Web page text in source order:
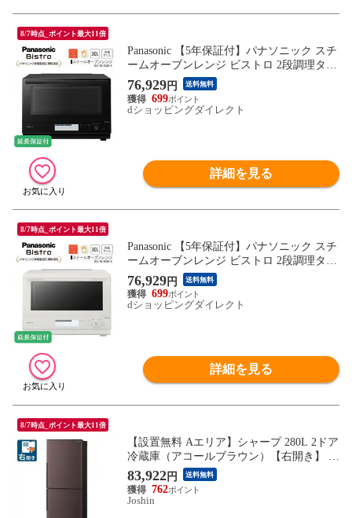
8/7時点_ポイント最大11倍
Panasonic 【5年保証付】パナソニック スチ
ームオーブンレンジ ビストロ 2段調理タイ
プ 30L ブラック NE-BS8D-K
76,929円 送料無料
699
dショッピングダイレクト
詳細を見る
8/7時点_ポイント最大11倍
Panasonic 【5年保証付】パナソニック スチ
ームオーブンレンジ ビストロ 2段調理タイ
プ 30L オフホワイト NE-BS8D-W
76,929円 送料無料
699
dショッピングダイレクト
詳細を見る
8/7時点_ポイント最大11倍
【設置無料 Aエリア】シャープ 280L 2ドア
冷蔵庫（アコールブラウン）【右開き】 S
HARP SJ-PD28R-T 【返品種別A】
83,922円 送料無料
762
Joshin